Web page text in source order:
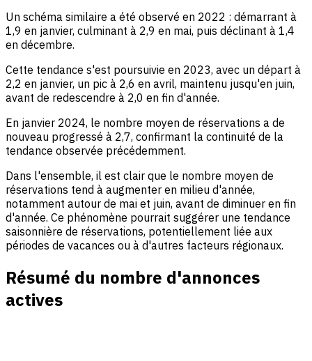
Un schéma similaire a été observé en 2022 : démarrant à
1,9 en janvier, culminant à 2,9 en mai, puis déclinant à 1,4
en décembre.
Cette tendance s'est poursuivie en 2023, avec un départ à
2,2 en janvier, un pic à 2,6 en avril, maintenu jusqu'en juin,
avant de redescendre à 2,0 en fin d'année.
En janvier 2024, le nombre moyen de réservations a de
nouveau progressé à 2,7, confirmant la continuité de la
tendance observée précédemment.
Dans l'ensemble, il est clair que le nombre moyen de
réservations tend à augmenter en milieu d'année,
notamment autour de mai et juin, avant de diminuer en fin
d'année. Ce phénomène pourrait suggérer une tendance
saisonnière de réservations, potentiellement liée aux
périodes de vacances ou à d'autres facteurs régionaux.
Résumé du nombre d'annonces
actives